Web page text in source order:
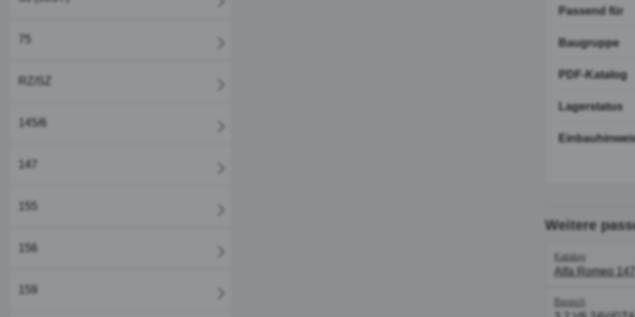
75
RZ/SZ
145/6
147
156
Passend für
Baugruppe
PDF-Katalog
Lagerstatus
Weitere
Katalog
Alfa Romeo 147
Bereich